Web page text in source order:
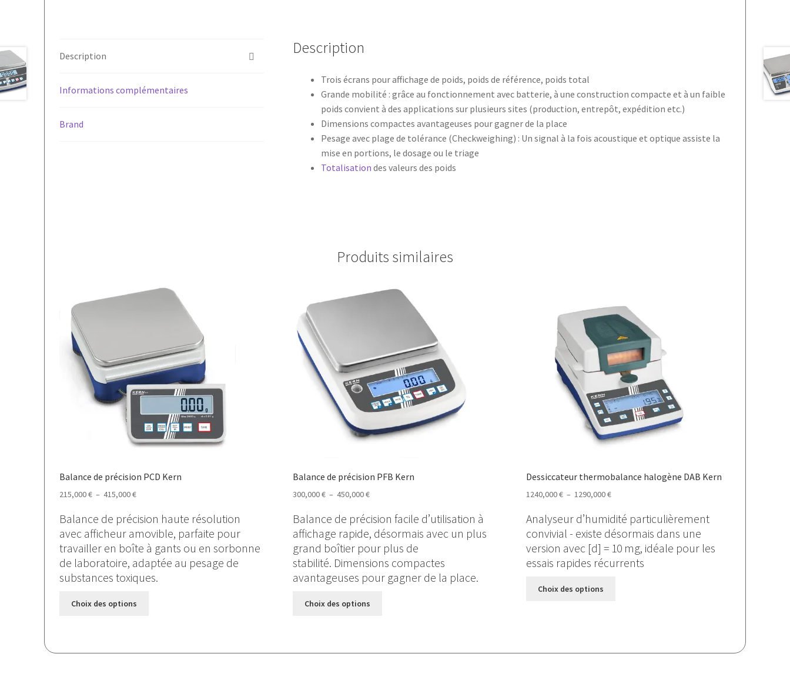
Description
Informations complémentaires
Brand
Description
Trois écrans pour affichage de poids, poids de référence, poids total
Grande mobilité : grâce au fonctionnement avec batterie, à une construction compacte et à un faible
poids convient à des applications sur plusieurs sites (production, entrepôt, expédition etc.)
Dimensions compactes avantageuses pour gagner de la place
Pesage avec plage de tolérance (Checkweighing) : Un signal à la fois acoustique et optique assiste la
mise en portions, le dosage ou le triage
Totalisation des valeurs des poids
Produits similaires
Balance de précision PCD Kern
215,000€ – 415,000€Plage
prix :
215,000 €
à
415,000 €
Balance de précision haute résolution
avec afficheur amovible, parfaite pour
travailler en boîte à gants ou en sorbonne
de laboratoire, adaptée au pesage de
substances toxiques.
Choix des options
variations.
Balance de précision PFB Kern
300,000€ – 450,000€Plage
prix :
300,000 €
à
450,000 €
Balance de précision facile d’utilisation à
affichage rapide, désormais avec un plus
grand boîtier pour plus de
stabilité. Dimensions compactes
avantageuses pour gagner de la place.
Choix des options
variations.
Dessiccateur thermobalance halogène DAB Kern
1240,000€ – 1290,000€Plage
prix :
1240,000 €
à
1290,000 €
Analyseur d’humidité particulièrement
convivial - existe désormais dans une
version avec [d] = 10 mg, idéale pour les
essais rapides récurrents
Choix des options
Les